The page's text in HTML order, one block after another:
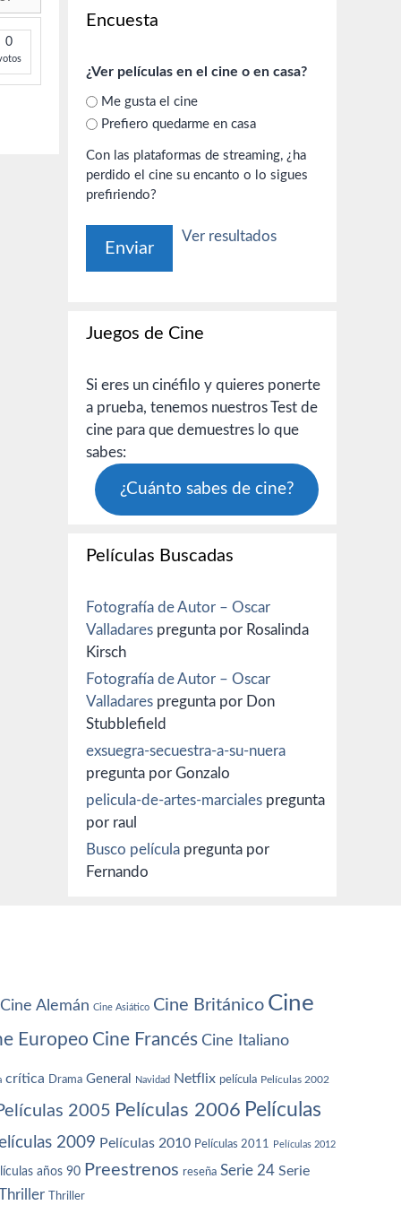
0
Encuesta
¿Ver películas en el cine o en casa?
Me gusta el cine
Prefiero quedarme en casa
Con las plataformas de streaming, ¿ha
perdido el cine su encanto o lo sigues
prefiriendo?
Ver resultados
Juegos de Cine
Si eres un cinéfilo y quieres ponerte
a prueba, tenemos nuestros Test de
cine para que demuestres lo que
sabes:
¿Cuánto sabes de cine?
Películas Buscadas
Fotografía de Autor – Oscar
Valladares pregunta por Rosalinda
Kirsch
Fotografía de Autor – Oscar
Valladares pregunta por Don
Stubblefield
exsuegra-secuestra-a-su-nuera
pregunta por Gonzalo
pelicula-de-artes-marciales pregunta
por raul
Busco película pregunta por
Fernando
Cine Alemán Cine Asiático Cine Británico Cine
Europeo Cine Francés Cine Italiano
crítica Drama General Navidad Netflix película Películas 2002
2005 Películas 2006 Películas
2009 Películas 2010 Películas 2011 Películas 2012
años 90 Preestrenos reseña Serie 24 Serie
Thriller